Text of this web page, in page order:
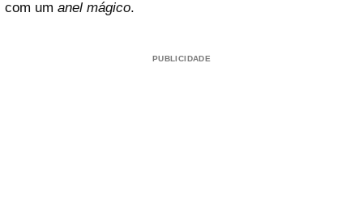
com um anel mágico.
PUBLICIDADE